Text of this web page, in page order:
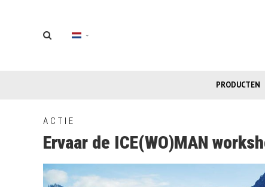
PRODUCTEN
ACTIE
Ervaar de ICE(WO)MAN